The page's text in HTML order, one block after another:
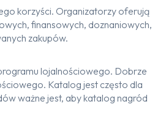
korzyści. Organizatorzy oferują
finansowych, doznaniowych,
zakupów.
lojalnościowego. Dobrze
Katalog jest często dla
ważne jest, aby katalog nagród